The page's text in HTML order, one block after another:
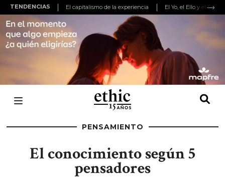
TENDENCIAS El capitalismo de la experiencia El Yo, el Ello y el
PENSAMIENTO
El conocimiento según 5
pensadores